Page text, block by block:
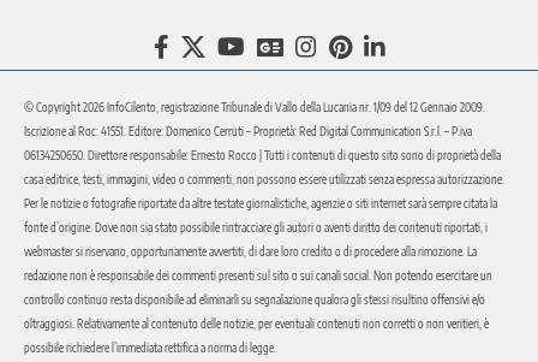
© Copyright 2026 InfoCilento, registrazione Tribunale di Vallo della Lucania nr. 1/09 del 12 Gennaio 2009.
Iscrizione al Roc: 41551. Editore: Domenico Cerruti – Proprietà: Red Digital Communication S.r.l. – P.iva
06134250650. Direttore responsabile: Ernesto Rocco | Tutti i contenuti di questo sito sono di proprietà della
casa editrice, testi, immagini, video o commenti, non possono essere utilizzati senza espressa autorizzazione.
Per le notizie o fotografie riportate da altre testate giornalistiche, agenzie o siti internet sarà sempre citata la
fonte d’origine. Dove non sia stato possibile rintracciare gli autori o aventi diritto dei contenuti riportati, i
webmaster si riservano, opportunamente avvertiti, di dare loro credito o di procedere alla rimozione. La
redazione non è responsabile dei commenti presenti sul sito o sui canali social. Non potendo esercitare un
controllo continuo resta disponibile ad eliminarli su segnalazione qualora gli stessi risultino offensivi e/o
oltraggiosi. Relativamente al contenuto delle notizie, per eventuali contenuti non corretti o non veritieri, è
possibile richiedere l’immediata rettifica a norma di legge.